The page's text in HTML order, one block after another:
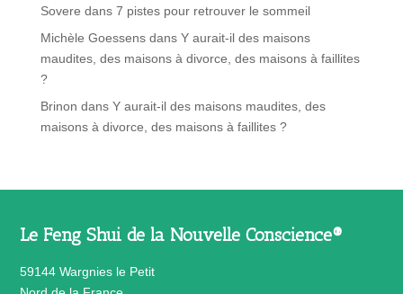
Sovere dans 7 pistes pour retrouver le sommeil
Michèle Goessensdans Y aurait-il des maisons
maudites, des maisons à divorce, des maisons à faillites
?
Brinon dans Y aurait-il des maisons maudites, des
maisons à divorce, des maisons à faillites ?
Le Feng Shui de la Nouvelle Conscience®
59144 Wargnies le Petit